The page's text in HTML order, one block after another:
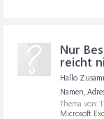
Nur
reicht
Hallo
Namen,
Thema von:
Microsoft